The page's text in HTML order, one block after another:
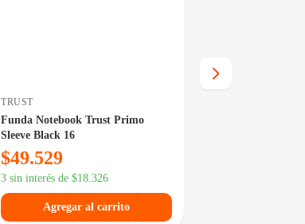
TRUST
Funda Notebook Trust Primo
Sleeve Black 16
$49.529
3 sin interés de $18.326
Agregar al carrito